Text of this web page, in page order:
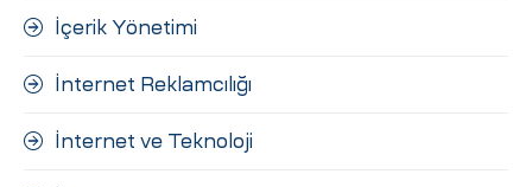
İçerik Yönetimi
İnternet Reklamcılığı
İnternet ve Teknoloji